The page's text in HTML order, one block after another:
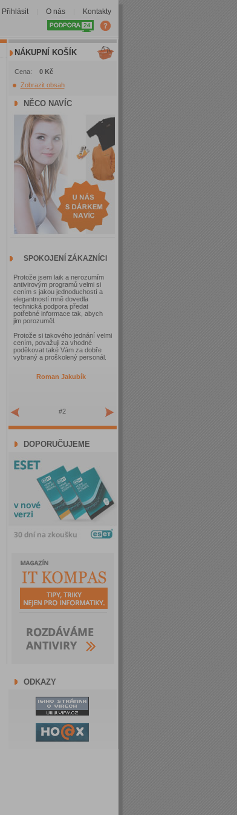
Přihlásit O nás Kontakty
NÁKUPNÍ KOŠÍK
Cena: 0 Kč
Zobrazit obsah
NĚCO NAVÍC
SPOKOJENÍ ZÁKAZNÍCI
Protože jsem laik a nerozumím
antivirovým programů velmi si
cením s jakou jednoduchostí a
elegantností mně dovedla
technická podpora předat
potřebné informace tak, abych
jim porozuměl.
Protože si takového jednání velmi
cením, považuji za vhodné
poděkovat také Vám za dobře
vybraný a proškolený personál.
Roman Jakubík
#2
DOPORUČUJEME
ODKAZY